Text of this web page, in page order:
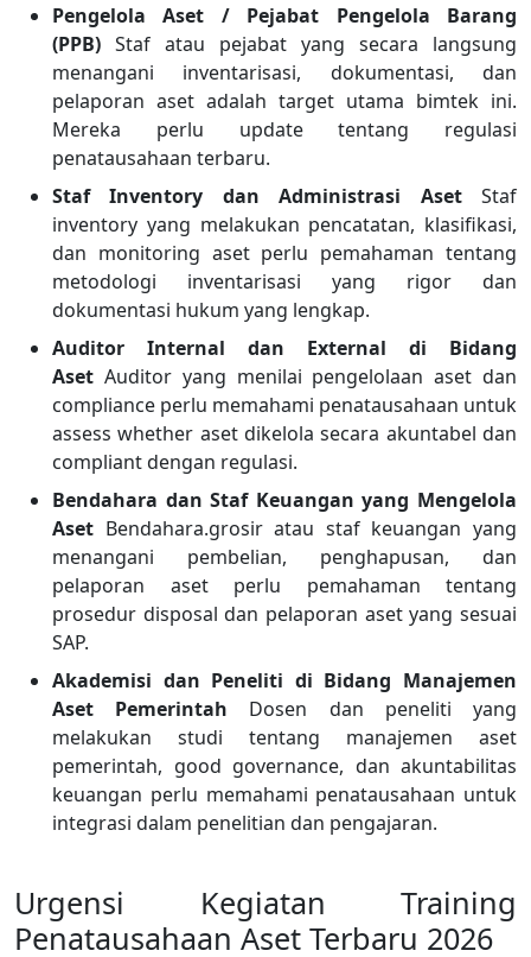
Pengelola Aset / Pejabat Pengelola Barang
(PPB) Staf atau pejabat yang secara langsung
menangani inventarisasi, dokumentasi, dan
pelaporan aset adalah target utama bimtek ini.
Mereka perlu update tentang regulasi
penatausahaan terbaru.
Staf Inventory dan Administrasi Aset
Staf
inventory yang melakukan pencatatan, klasifikasi,
dan monitoring aset perlu pemahaman tentang
metodologi inventarisasi yang rigor dan
dokumentasi hukum yang lengkap.
Auditor Internal dan External di Bidang
Aset Auditor yang menilai pengelolaan aset dan
compliance perlu memahami penatausahaan untuk
assess whether aset dikelola secara akuntabel dan
compliant dengan regulasi.
Bendahara dan Staf Keuangan yang Mengelola
Aset Bendahara.grosir atau staf keuangan yang
menangani pembelian, penghapusan, dan
pelaporan aset perlu pemahaman tentang
prosedur disposal dan pelaporan aset yang sesuai
SAP.
Akademisi dan Peneliti di Bidang Manajemen
Aset Pemerintah
Dosen dan peneliti yang
melakukan studi tentang manajemen aset
pemerintah, good governance, dan akuntabilitas
keuangan perlu memahami penatausahaan untuk
integrasi dalam penelitian dan pengajaran.
Urgensi Kegiatan Training
Penatausahaan Aset Terbaru 2026